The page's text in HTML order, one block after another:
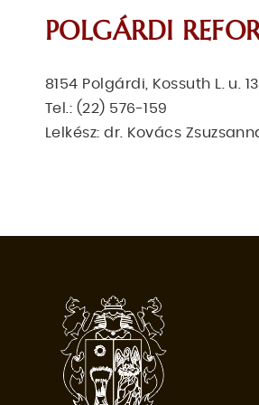
POLGÁRDI
8154 Polgárdi, Kossuth L. u.
Tel.: (22) 576-159
Lelkész: dr. Kovács